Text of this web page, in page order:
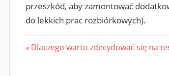
przeszkód, aby zamontować
do lekkich prac rozbiórkowych).
Nawigacja
Previous
Dlaczego warto zdecydować się na